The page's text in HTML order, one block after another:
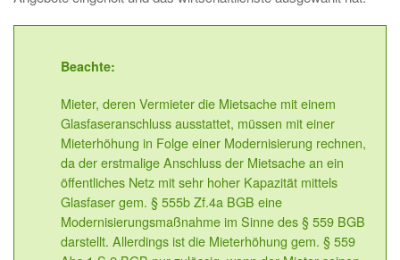
Beachte:
Mieter, deren Vermieter die Mietsache mit einem
Glasfaseranschluss ausstattet, müssen mit einer
Mieterhöhung in Folge einer Modernisierung rechnen,
da der erstmalige Anschluss der Mietsache an ein
öffentliches Netz mit sehr hoher Kapazität mittels
Glasfaser gem. § 555b Zf.4a BGB eine
Modernisierungsmaßnahme im Sinne des § 559 BGB
darstellt. Allerdings ist die Mieterhöhung gem. § 559